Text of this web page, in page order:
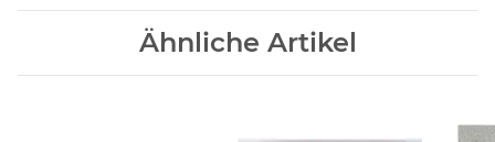
Ähnliche Artikel